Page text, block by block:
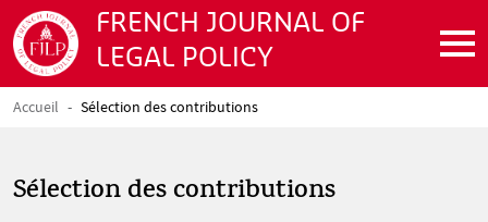
Aller au contenu principal
FRENCH JOURNAL OF
LEGAL POLICY
Fil d'Ariane
Accueil Sélection des contributions
Sélection des contributions